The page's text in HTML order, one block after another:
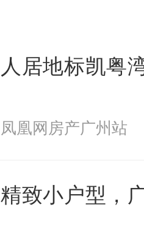
人居地标凯粤
凤凰网房产广州站
精致小户型，